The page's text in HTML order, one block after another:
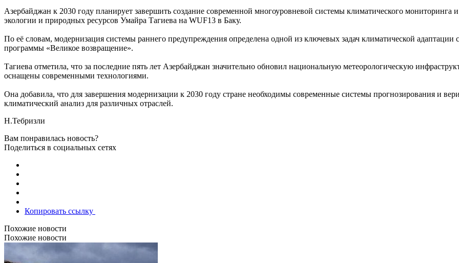
Азербайджан к 2030 году планирует завершить создание современной многоуровневой системы климатического мониторинга
экологии и природных ресурсов Умайра Тагиева на WUF13 в Баку.
По её словам, модернизация системы раннего предупреждения определена одной из ключевых задач климатической
программы «Великое возвращение».
Тагиева отметила, что за последние пять лет Азербайджан значительно обновил национальную метеорологическую
оснащены современными технологиями.
Она добавила, что для завершения модернизации к 2030 году стране необходимы современные системы прогнозирования и
климатический анализ для различных отраслей.
Н.Тебризли
Вам понравилась новость?
Поделиться в социальных сетях
Копировать ссылку
Похожие новости
Похожие новости